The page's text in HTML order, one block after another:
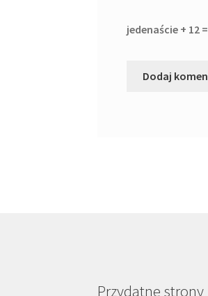
jedenaście + 12 =
Przydatne strony